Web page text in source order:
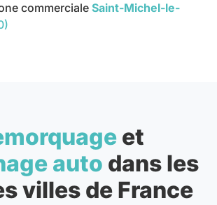
commerciale Saint-Michel-le-
et
auto dans les
villes de France